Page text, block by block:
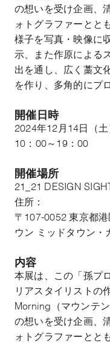
の想いを受け企画、
ォトグラファーとと
様子を写真・映像に
示、また作原による
出を通し、広く藁文
を作り、多角的にプ
開催日時
2024年12月14日（
10：00～19：00
開催場所
21_21 DESIGN
住所：
〒107-0052 東京都
ウン ミッドタウン・
内容
本展は、この「孫プ
リアスタイリストの
Morning（マウンテ
の想いを受け企画、
ォトグラファーとと